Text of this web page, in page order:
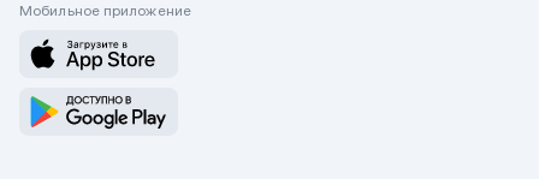
Мобильное приложение